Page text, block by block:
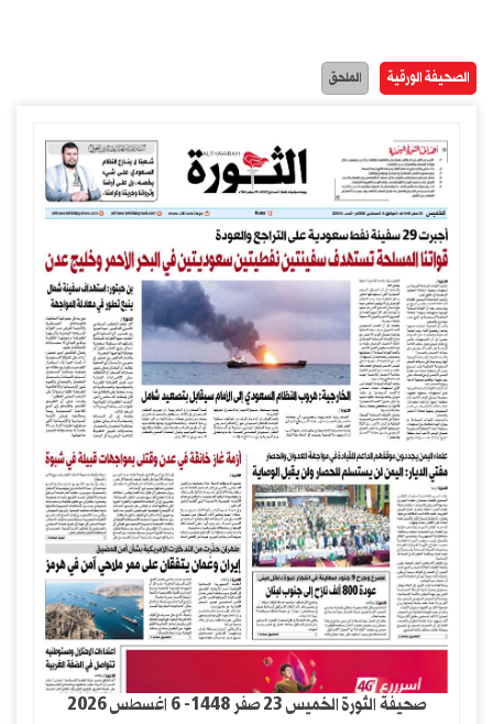
الصحيفة الورقية الملحق
صحيفة الثورة الخميس 23 صفر 1448- 6 اغسطس 2026